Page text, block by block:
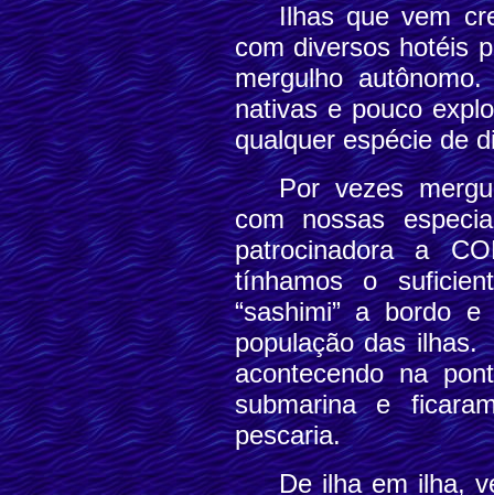
Ilhas que vem
com diversos hotéis
mergulho
nativas e pouco
qualquer espécie de
Por vezes
com nossas
patrocinadora a
tínhamos o
“sashimi” a bordo
população das
acontecendo na
submarina e
pescaria.
De ilha em ilha,